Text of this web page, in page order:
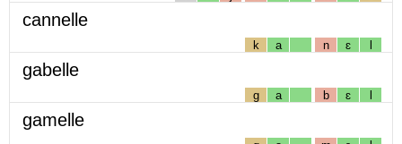
cannelle
k a n ɛ l
gabelle
g a b ɛ l
gamelle